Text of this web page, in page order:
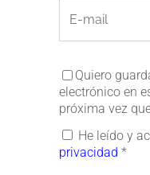
Quiero
electrónico en
próxima vez
He leído y
privacidad *